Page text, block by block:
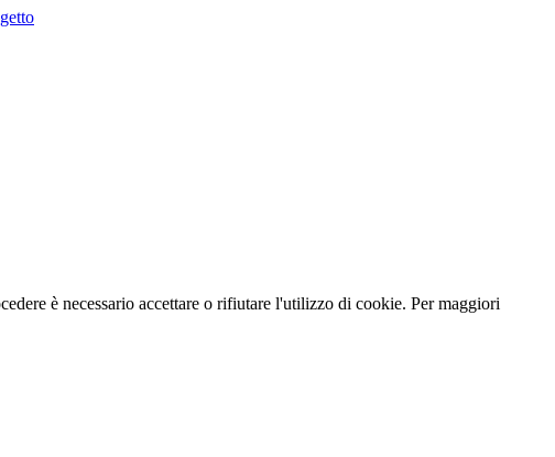
è necessario accettare o rifiutare l'utilizzo di cookie. Per maggiori